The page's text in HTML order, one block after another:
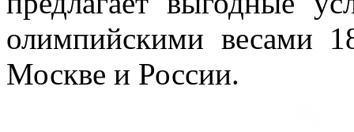
олимпийскими весами
Москве и России.